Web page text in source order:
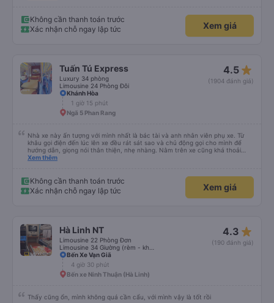
kiếm trải nghiệm du lịch đáng tin cậy và thoải mái. Cảm ơn các bạn đã làm
cho chuyến đi của tôi trở nên dễ chịu!
Không cần thanh toán trước
Xác nhận chỗ ngay lập tức
Xem giá
Tuấn Tú Express
Luxury 34 phòng
Limousine 24 Phòng Đôi
4.5 star_rate
(1904 đánh giá)
Khánh Hòa
1 giờ 15 phút
Ngã 5 Phan Rang
Nhà xe này ấn tượng với mình nhất là bác tài và anh nhân viên phụ xe. Từ
khâu gọi điện đến lúc lên xe đều rát sát sao và chủ động gọi cho mình để
hướng dẫn, giọng nói thân thiện, nhẹ nhàng. Nằm trên xe cũng khá thoải
mái, chăn nệm nước suối đầy đủ. Chuyến xe của mình hầu hết là các cô bác
nhưng các anh hướng dẫn mình xuống ở đây không có ma nào dám chở đâu
( vì đây là địa bàn của thế lực xe ôm ngầm, dân chơi cỏ kẹo ke...) Và thế là
mình được chở xuống Ngã 3 thành , nơi sáng sủa an toàn hơn. Một Chuyến
Xem thêm
Không cần thanh toán trước
Xác nhận chỗ ngay lập tức
Xem giá
Hà Linh NT
Limousine 22 Phòng Đơn
4.3 star_rate
(190 đánh giá)
Bến Xe Vạn Giã
4 giờ 30 phút
Bến xe Ninh Thuận (Hà Linh)
Thấy cũng ổn, mình không quá cần cẩu, với mình vậy là tốt rồi